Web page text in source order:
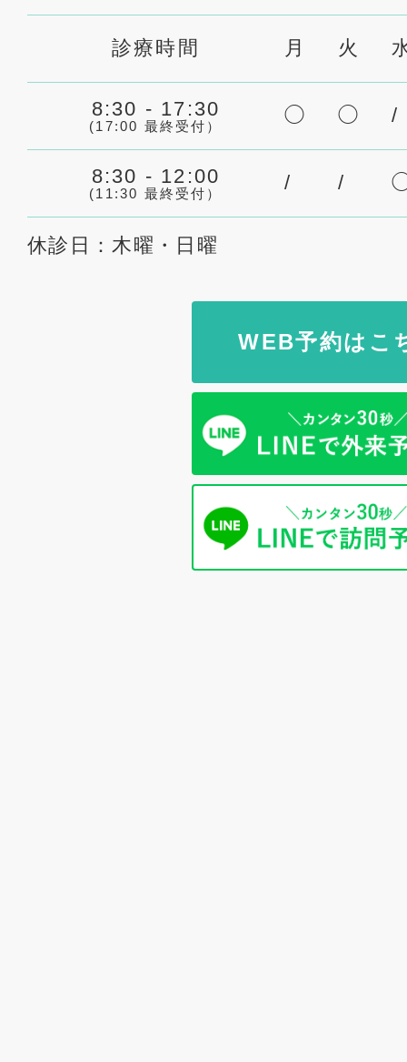
診療時間 月 火
8:30 - 17:30
(17:00 最終受付） ◯ ◯ /
8:30 - 12:00
(11:30 最終受付） / /
休診日：木曜・日曜
WEB予約はこ